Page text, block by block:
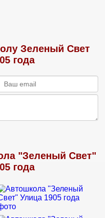
Зеленый Свет
года
"Зеленый Свет"
года